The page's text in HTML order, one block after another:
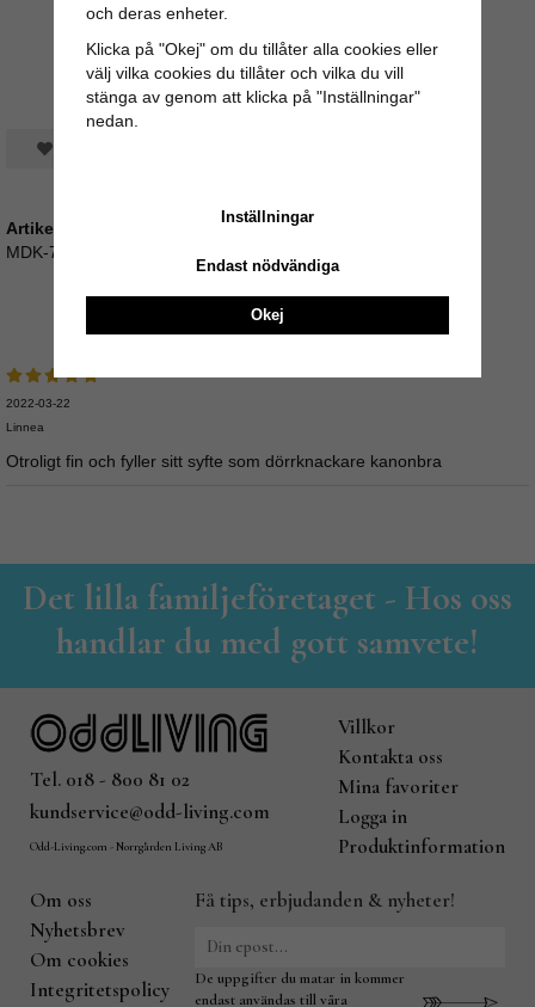
Spara som favorit
Artikelnummer:
MDK-75
Recensioner
2022-03-22
Linnea
Otroligt fin och fyller sitt syfte som dörrknackare kanonbra
Det lilla familjeföretaget - Hos oss
handlar du med gott samvete!
Tel. 018 - 800 81 02
kundservice@odd-living.com
Odd-Living.com - Norrgården Living AB
Villkor
Kontakta oss
Mina favoriter
Logga in
Produktinformation
Om oss
Nyhetsbrev
Om cookies
Integritetspolicy
Få tips, erbjudanden & nyheter!
De uppgifter du matar in kommer
endast användas till våra
och deras enheter.
Klicka på "Okej" om du tillåter alla cookies eller
välj vilka cookies du tillåter och vilka du vill
stänga av genom att klicka på "Inställningar"
nedan.
Inställningar
Endast nödvändiga
Okej